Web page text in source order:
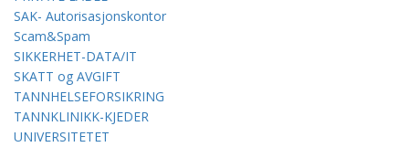
SAK- Autorisasjonskontor
Scam&Spam
SIKKERHET-DATA/IT
SKATT og AVGIFT
TANNHELSEFORSIKRING
TANNKLINIKK-KJEDER
UNIVERSITETET